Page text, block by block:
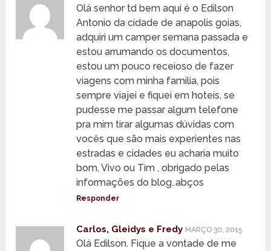
Olá senhor td bem aqui é o Edilson
Antonio da cidade de anapolis goias,
adquiri um camper semana passada e
estou arrumando os documentos,
estou um pouco receioso de fazer
viagens com minha familia, pois
sempre viajei e fiquei em hoteis, se
pudesse me passar algum telefone
pra mim tirar algumas dúvidas com
vocês que são mais experientes nas
estradas e cidades eu acharia muito
bom, Vivo ou Tim , obrigado pelas
informações do blog..abços
Responder
Carlos, Gleidys e Fredy MARÇO 30, 2015
Olá Edilson. Fique a vontade de me